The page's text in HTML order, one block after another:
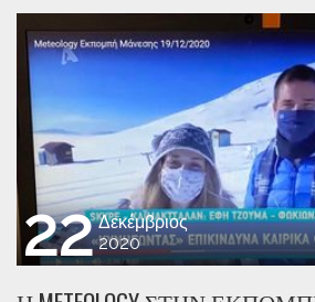
22 Δεκέμβριος
2020